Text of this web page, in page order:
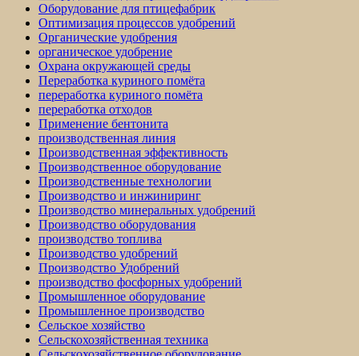
Оборудование для птицефабрик
Оптимизация процессов удобрений
Органические удобрения
органическое удобрение
Охрана окружающей среды
Переработка куриного помёта
переработка куриного помёта
переработка отходов
Применение бентонита
производственная линия
Производственная эффективность
Производственное оборудование
Производственные технологии
Производство и инжиниринг
Производство минеральных удобрений
Производство оборудования
производство топлива
Производство удобрений
Производство Удобрений
производство фосфорных удобрений
Промышленное оборудование
Промышленное производство
Сельское хозяйство
Сельскохозяйственная техника